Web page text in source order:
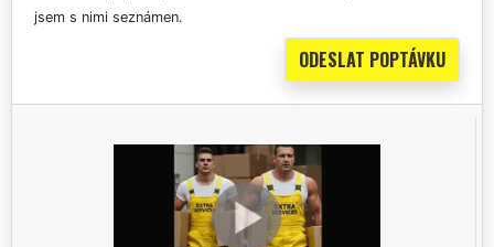
jsem s nimi seznámen.